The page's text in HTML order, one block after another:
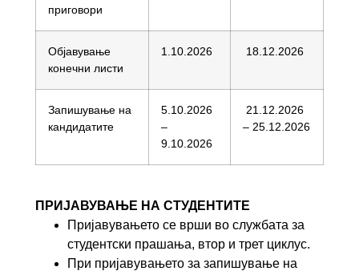
приговори
Објавување
конечни листи
1.10.2026 18.12.2026
Запишување на
кандидатите
5.10.2026
–
9.10.2026
21.12.2026
– 25.12.2026
ПРИЈАВУВАЊЕ НА СТУДЕНТИТЕ
Пријавувањето се врши во службата за
студентски прашања, втор и трет циклус.
При пријавувањето за запишување на